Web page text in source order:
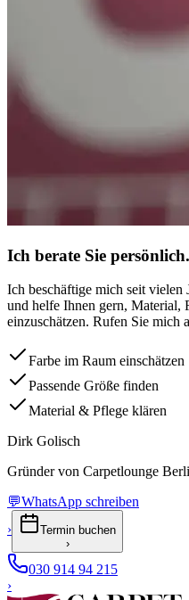
Ich berate Sie persönlich.
Ich beschäftige mich seit vielen
und helfe Ihnen gern, Material,
einzuschätzen. Rufen Sie mich
Farbe im Raum einschätzen
Passende Größe finden
Material & Pflege klären
Dirk Golisch
Gründer von Carpetlounge
💬WhatsApp schreiben
›
Termin buchen
›
030 914 94 215
›